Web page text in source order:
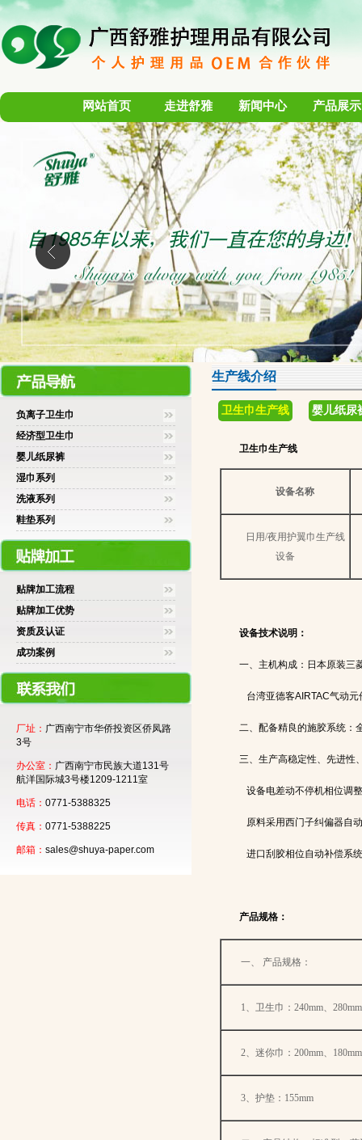
网站首页 走进舒雅 新闻中心 产品展示
负离子卫生巾
经济型卫生巾
婴儿纸尿裤
湿巾系列
洗液系列
鞋垫系列
贴牌加工流程
贴牌加工优势
资质及认证
成功案例
厂址： 广西南宁市华侨投资区侨凤路
3号
办公室： 广西南宁市民族大道131号
航洋国际城3号楼1209-1211室
电话： 0771-5388325
传真： 0771-5388225
邮箱： sales@shuya-paper.com
生产线介绍
卫生巾生产线 婴儿纸尿
卫生巾生产线
设备名称
日用/夜用护翼巾生产线
设备
设备技术说明：
一、主机构成：日本原装三
台湾亚德客AIRTAC气动元
二、配备精良的施胶系统：
三、生产高稳定性、先进性
设备电差动不停机相位调
原料采用西门子纠偏器自
进口刮胶相位自动补偿系
产品规格：
一、 产品规格：
1、卫生巾： 240mm、 280mm
2、迷你巾： 200mm、 180mm
3、护垫： 155mm